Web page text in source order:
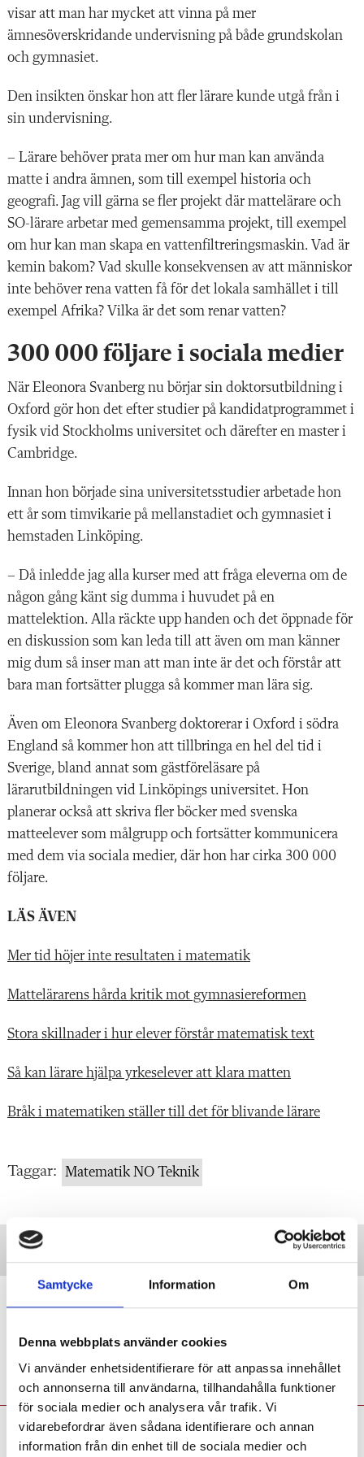
Samtycke Information Om
Denna webbplats använder cookies
Vi använder enhetsidentifierare för att anpassa innehållet
och annonserna till användarna, tillhandahålla funktioner
för sociala medier och analysera vår trafik. Vi
vidarebefordrar även sådana identifierare och annan
information från din enhet till de sociala medier och
visar att man har mycket att vinna på mer
ämnesöverskridande undervisning på både grundskolan
och gymnasiet.
Den insikten önskar hon att fler lärare kunde utgå från i
sin undervisning.
– Lärare behöver prata mer om hur man kan använda
matte i andra ämnen, som till exempel historia och
geografi. Jag vill gärna se fler projekt där mattelärare och
SO-lärare arbetar med gemensamma projekt, till exempel
om hur kan man skapa en vattenfiltreringsmaskin. Vad är
kemin bakom? Vad skulle konsekvensen av att människor
inte behöver rena vatten få för det lokala samhället i till
exempel Afrika? Vilka är det som renar vatten?
300 000 följare i sociala medier
När Eleonora Svanberg nu börjar sin doktorsutbildning i
Oxford gör hon det efter studier på kandidatprogrammet i
fysik vid Stockholms universitet och därefter en master i
Cambridge.
Innan hon började sina universitetsstudier arbetade hon
ett år som timvikarie på mellanstadiet och gymnasiet i
hemstaden Linköping.
– Då inledde jag alla kurser med att fråga eleverna om de
någon gång känt sig dumma i huvudet på en
mattelektion. Alla räckte upp handen och det öppnade för
en diskussion som kan leda till att även om man känner
mig dum så inser man att man inte är det och förstår att
bara man fortsätter plugga så kommer man lära sig.
Även om Eleonora Svanberg doktorerar i Oxford i södra
England så kommer hon att tillbringa en hel del tid i
Sverige, bland annat som gästföreläsare på
lärarutbildningen vid Linköpings universitet. Hon
planerar också att skriva fler böcker med svenska
matteelever som målgrupp och fortsätter kommunicera
med dem via sociala medier, där hon har cirka 300 000
följare.
LÄS ÄVEN
Mer tid höjer inte resultaten i matematik
Mattelärarens hårda kritik mot gymnasiereformen
Stora skillnader i hur elever förstår matematisk text
Så kan lärare hjälpa yrkeselever att klara matten
Bråk i matematiken ställer till det för blivande lärare
Taggar: Matematik NO Teknik
QUIZTesta dig själv: Hur många rätt får du?
Anna Persson: Ändrade
villkor ställer till det inför